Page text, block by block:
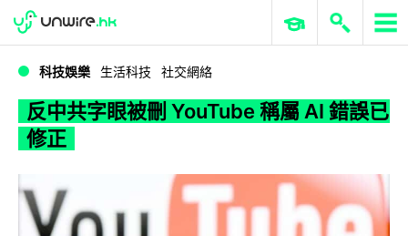
WWDC 2026 ERP 與商業 AI
科技娛樂 生活科技 社交網絡
反中共字眼被刪 YouTube 稱屬 AI 錯誤已
修正